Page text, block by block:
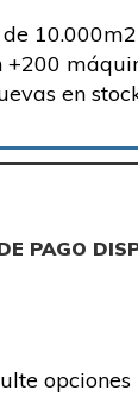
+200
en
PAGO
opciones